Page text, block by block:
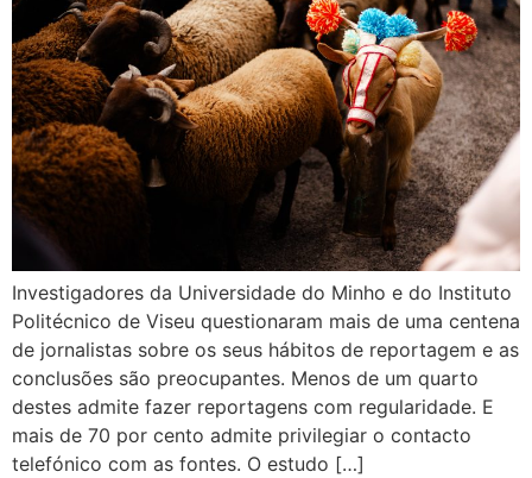
Investigadores da Universidade do Minho e do Instituto
Politécnico de Viseu questionaram mais de uma centena
de jornalistas sobre os seus hábitos de reportagem e as
conclusões são preocupantes. Menos de um quarto
destes admite fazer reportagens com regularidade. E
mais de 70 por cento admite privilegiar o contacto
telefónico com as fontes. O estudo […]